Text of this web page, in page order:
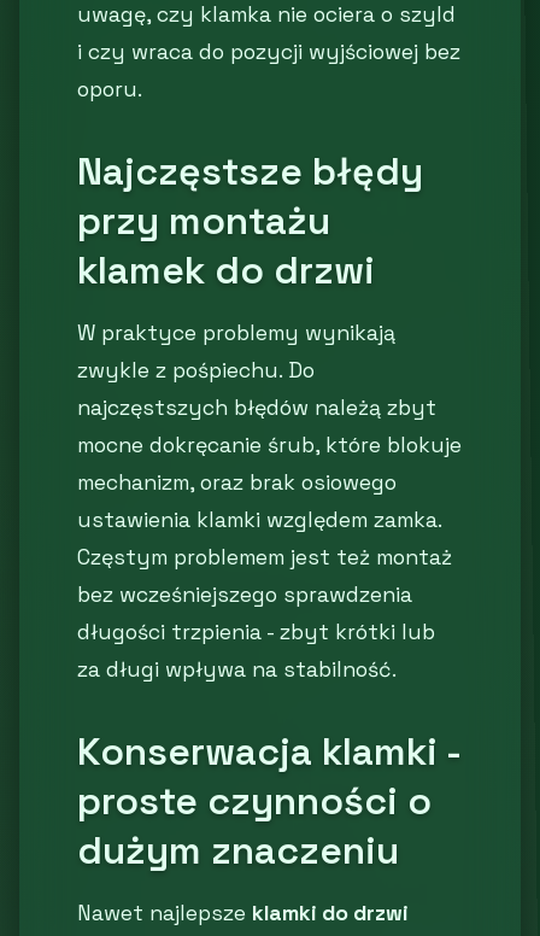
uwagę, czy klamka nie ociera o szyld
i czy wraca do pozycji wyjściowej bez
oporu.
Najczęstsze błędy
przy montażu
klamek do drzwi
W praktyce problemy wynikają
zwykle z pośpiechu. Do
najczęstszych błędów należą zbyt
mocne dokręcanie śrub, które blokuje
mechanizm, oraz brak osiowego
ustawienia klamki względem zamka.
Częstym problemem jest też montaż
bez wcześniejszego sprawdzenia
długości trzpienia - zbyt krótki lub
za długi wpływa na stabilność.
Konserwacja klamki -
proste czynności o
dużym znaczeniu
Nawet najlepsze klamki do drzwi